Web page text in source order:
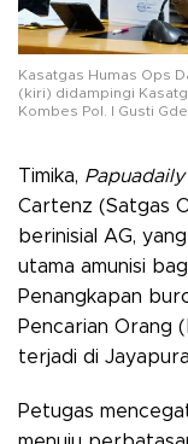
Kasatgas Humas Ops
(kiri) didampingi
Kombes Pol. I Gusti
​Timika, Papuadaily
Cartenz (Satgas
berinisial AG,
utama amunisi
Penangkapan
Pencarian Orang
terjadi di
Petugas